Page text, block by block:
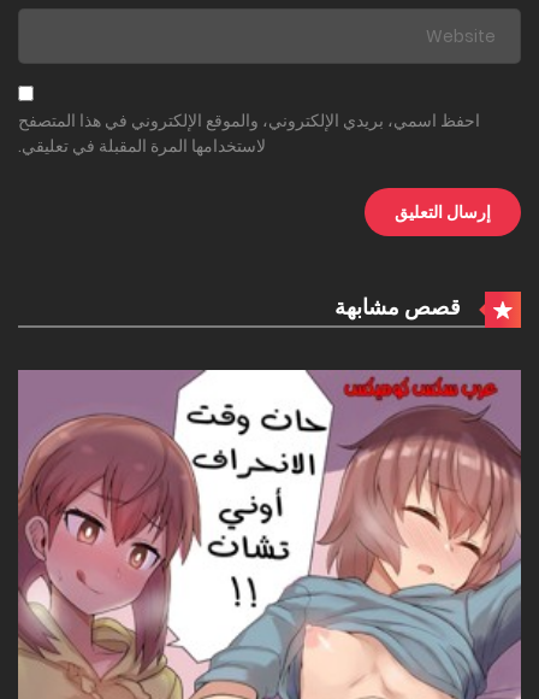
احفظ اسمي، بريدي الإلكتروني، والموقع الإلكتروني في هذا المتصفح
لاستخدامها المرة المقبلة في تعليقي.
قصص مشابهة